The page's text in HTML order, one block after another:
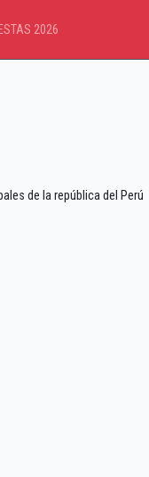
2026
de la república del Perú